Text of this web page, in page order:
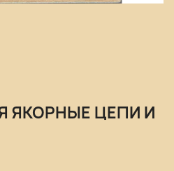
ЯКОРНЫЕ ЦЕПИ И